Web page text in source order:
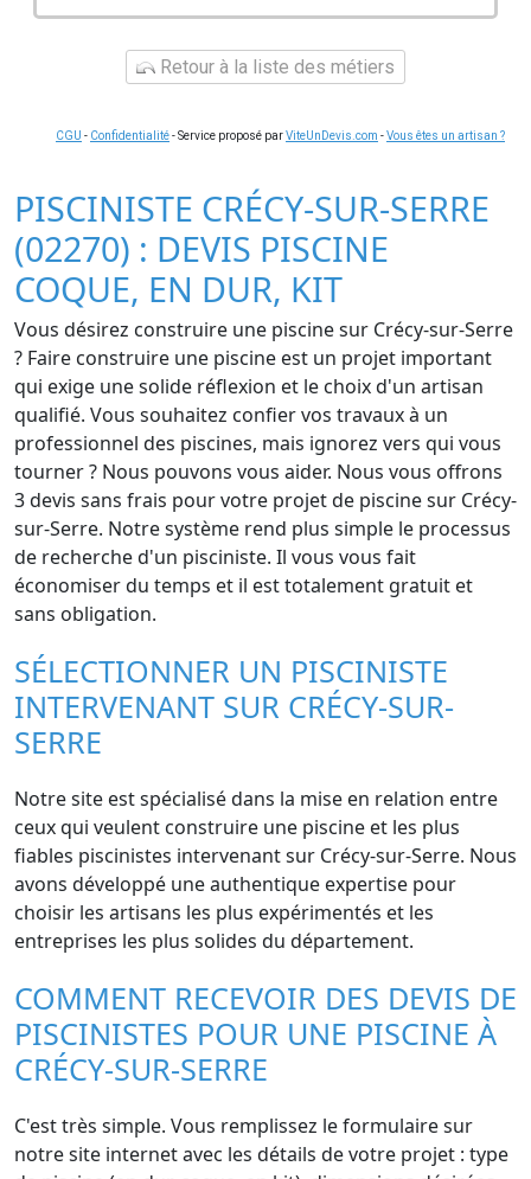
Retour à la liste des métiers
CGU - Confidentialité- Service proposé parViteUnDevis.com -Vous êtes un artisan ?
PISCINISTE CRÉCY-SUR-SERRE
(02270) : DEVIS PISCINE
COQUE, EN DUR, KIT
Vous désirez construire une piscine sur Crécy-sur-Serre
? Faire construire une piscine est un projet important
qui exige une solide réflexion et le choix d'un artisan
qualifié. Vous souhaitez confier vos travaux à un
professionnel des piscines, mais ignorez vers qui vous
tourner ? Nous pouvons vous aider. Nous vous offrons
3 devis sans frais pour votre projet de piscine sur Crécy-
sur-Serre. Notre système rend plus simple le processus
de recherche d'un pisciniste. Il vous vous fait
économiser du temps et il est totalement gratuit et
sans obligation.
SÉLECTIONNER UN PISCINISTE
INTERVENANT SUR CRÉCY-SUR-
SERRE
Notre site est spécialisé dans la mise en relation entre
ceux qui veulent construire une piscine et les plus
fiables piscinistes intervenant sur Crécy-sur-Serre. Nous
avons développé une authentique expertise pour
choisir les artisans les plus expérimentés et les
entreprises les plus solides du département.
COMMENT RECEVOIR DES DEVIS DE
PISCINISTES POUR UNE PISCINE À
CRÉCY-SUR-SERRE
C'est très simple. Vous remplissez le formulaire sur
notre site internet avec les détails de votre projet : type